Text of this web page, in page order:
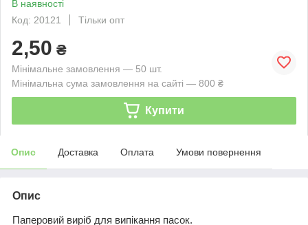
В наявності
Код: 20121
Тільки опт
2,50 ₴
Мінімальне замовлення — 50 шт.
Мінімальна сума замовлення на сайті — 800 ₴
Купити
Опис Доставка Оплата Умови повернення
Опис
Паперовий виріб для випікання пасок.